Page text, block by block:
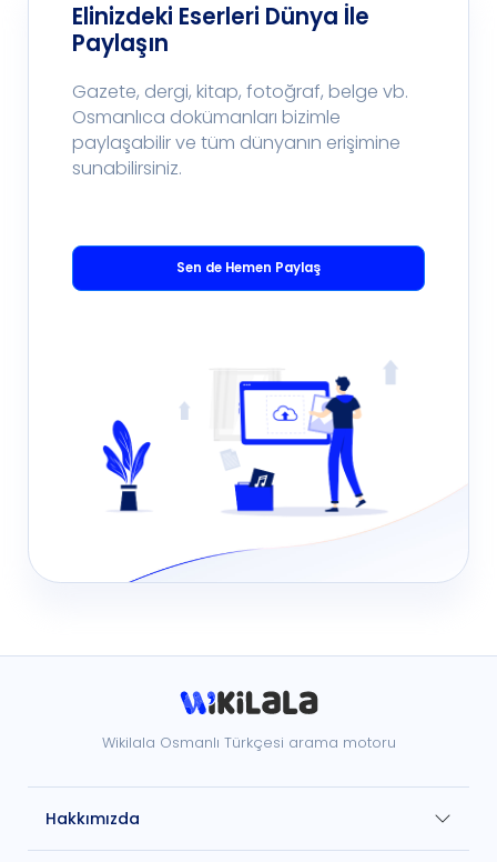
Elinizdeki Eserleri Dünya İle
Paylaşın
Gazete, dergi, kitap, fotoğraf, belge vb.
Osmanlıca dokümanları bizimle
paylaşabilir ve tüm dünyanın erişimine
sunabilirsiniz.
Sen de Hemen Paylaş
Wikilala Osmanlı Türkçesi arama motoru
Hakkımızda